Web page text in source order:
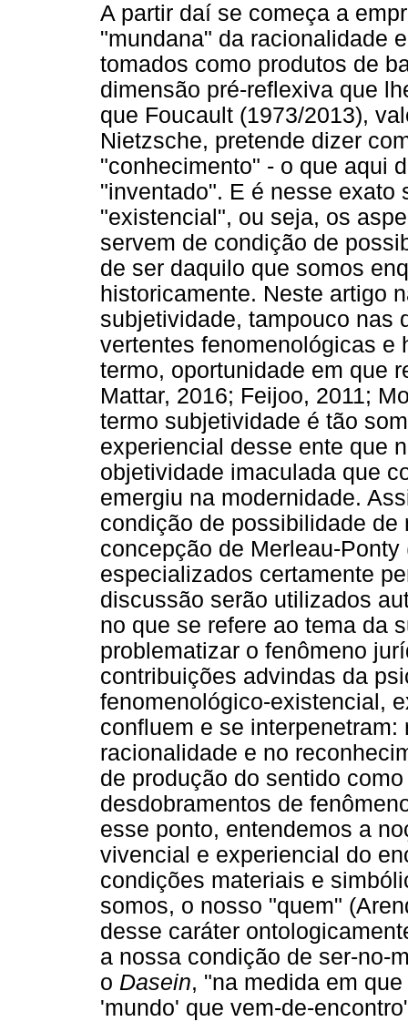
A partir daí se começa a
"mundana" da racionalidade
tomados como produtos de
dimensão pré-reflexiva que
que Foucault (1973/2013),
Nietzsche, pretende dizer
"conhecimento" - o que aqui
"inventado". E é nesse exato
"existencial", ou seja, os
servem de condição de
de ser daquilo que somos
historicamente. Neste artigo
subjetividade, tampouco nas
vertentes fenomenológicas e
termo, oportunidade em que
Mattar, 2016; Feijoo, 2011;
termo subjetividade é tão
experiencial desse ente que
objetividade imaculada que
emergiu na modernidade.
condição de possibilidade
concepção de Merleau-
especializados certamente
discussão serão utilizados
no que se refere ao tema da
problematizar o fenômeno
contribuições advindas da
fenomenológico-existencial,
confluem e se
racionalidade e no
de produção do sentido
desdobramentos de
esse ponto, entendemos a
vivencial e experiencial do
condições materiais e
somos, o nosso "quem"
desse caráter
a nossa condição de ser-no-
o Dasein, "na medida em
'mundo' que vem-de-